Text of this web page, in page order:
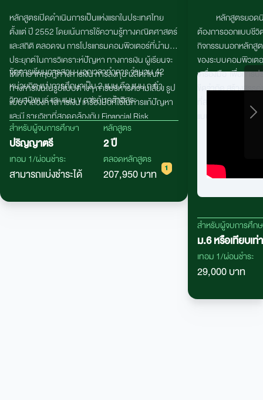
และตลาดทุนยุคใหม่
หลักสูตรเปิดดำเนินการเป็นแห่งแรกในประเทศไทย
ตั้งแต่ ปี2552โดยเน้นการใช้ความรู้ทางคณิตศาสตร์
และสถิติ ตลอดจน การโปรแกรมคอมพิวเตอร์ที่นำมา
ประยุกต์ในการวิเคราะห์ปัญหา ทางการเงิน ผู้เรียนจะ
ได้ศึกษาทฤษฎีทางการเงิน การลงทุน ผลิตภัณฑ์
ทางการเงินในรูปแบบต่างๆ การบริหารความเสี่ยง รูป
แบบจำลองทางการเงิน เครื่องมือที่ใช้ในการแก้ปัญหา
และมี รายวิชาที่สอดคล้องกับ Financial Risk
Manager (FM)หลักสูตรมีที่ปรึกษาเป็นผู้เชี่ยวชาญมือ
อาชีพทางการเงิน อาทิ ธุรกิจธนาคาร และธุรกิจประกัน
ภัย รวมถึงมีความร่วมมือทางด้าน วิชาการกับภาค
ธุรกิจหลักทรัพย์ เช่น สมาคมนักวิเคราะห์หลัก ทรัพย์
จัดการเรียนการสอน นอกเวลาทำการ จํานวน 42
หน่วยกิต แบ่งการศึกษาเป็น 2 แผน คือ แผน ก ทํา
วิทยานิพนธ์ และ แผน ข การค้นคว้าอิสระ
สำหรับผู้จบการศึกษา
ปริญญาตรี
หลักสูตร
2 ปี
เทอม 1/ผ่อนชำระ
สามารถแบ่งชำระได้
ตลอดหลักสูตร
207,950 บาท
หลักสูตรยอ
ต้องการออกแบบชี
กิจกรรมนอกหลักสู
ของระบบคอมพิวเต
เครื่องมือ เพื่อการ
ขีดจำกัด สร้างสร
ที่สามารถใช้งาน
แบบการใช้ชีวิตขอ
สำหรับผู้จบการศึก
ม.6 หรือเทียบเท่า
เทอม 1/ผ่อนชำระ
29,000 บาท